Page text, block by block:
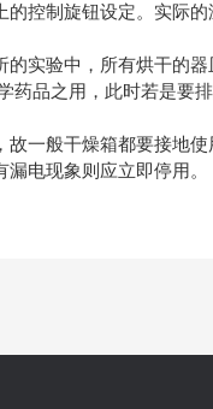
制旋钮设定。实际
验中，所有烘干的
品之用，此时若是要
般干燥箱都要接地
电现象则应立即停用。